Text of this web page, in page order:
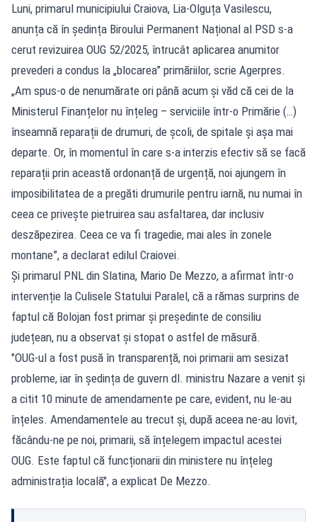
Luni, primarul municipiului Craiova, Lia-Olguța Vasilescu,
anunța că în ședința Biroului Permanent Național al PSD s-a
cerut revizuirea OUG 52/2025, întrucât aplicarea anumitor
prevederi a condus la „blocarea” primăriilor, scrie Agerpres.
„Am spus-o de nenumărate ori până acum și văd că cei de la
Ministerul Finanțelor nu înțeleg – serviciile într-o Primărie (…)
înseamnă reparații de drumuri, de școli, de spitale și așa mai
departe. Or, în momentul în care s-a interzis efectiv să se facă
reparații prin această ordonanță de urgență, noi ajungem în
imposibilitatea de a pregăti drumurile pentru iarnă, nu numai în
ceea ce privește pietruirea sau asfaltarea, dar inclusiv
deszăpezirea. Ceea ce va fi tragedie, mai ales în zonele
montane”, a declarat edilul Craiovei.
Și primarul PNL din Slatina, Mario De Mezzo, a afirmat într-o
intervenție la Culisele Statului Paralel, că a rămas surprins de
faptul că Bolojan fost primar și președinte de consiliu
județean, nu a observat și stopat o astfel de măsură.
"OUG-ul a fost pusă în transparență, noi primarii am sesizat
probleme, iar în ședința de guvern dl. ministru Nazare a venit și
a citit 10 minute de amendamente pe care, evident, nu le-au
înțeles. Amendamentele au trecut și, după aceea ne-au lovit,
făcându-ne pe noi, primarii, să înțelegem impactul acestei
OUG. Este faptul că funcționarii din ministere nu înțeleg
administrația locală", a explicat De Mezzo.